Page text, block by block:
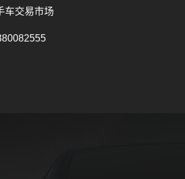
车交易市场